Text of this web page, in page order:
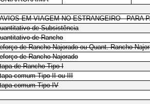
EM VIAGEM NO ESTRANGEIRO - PARA
de Subsistência
de Rancho
de Rancho Najorado ou Quant. Rancho
de Rancho Najorado
de Rancho Tipo I
comum Tipo II ou III
comum Tipo IV